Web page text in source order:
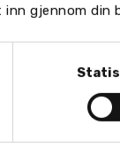
gjennom din
Norges